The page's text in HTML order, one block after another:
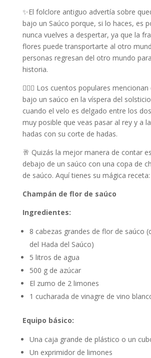
✨El folclore antiguo advertía sobre
bajo un Saúco porque, si lo haces, es
nunca vuelves a despertar, ya que la
flores puede transportarte al otro
personas regresan del otro mundo
historia.
🧚🏾‍♂️ Los cuentos populares
bajo un saúco en la víspera del
cuando el velo es delgado entre los
muy posible que veas pasar al rey y a
hadas con su corte de hadas.
🥂 Quizás la mejor manera de contar
debajo de un saúco con una copa de
de saúco. Aquí tienes su mágica receta:
Champán de flor de saúco
Ingredientes:
8 cabezas grandes de flor de saúco
del Hada del Saúco)
5 litros de agua
500 g de azúcar
El zumo de 2 limones
1 cucharada de vinagre de vino
Equipo básico:
Una caja grande de plástico o un
Un exprimidor de limones